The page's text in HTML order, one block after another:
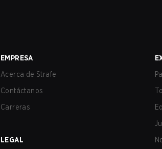
EMPRESA
Acerca de Strafe
Contáctanos
Carreras
LEGAL